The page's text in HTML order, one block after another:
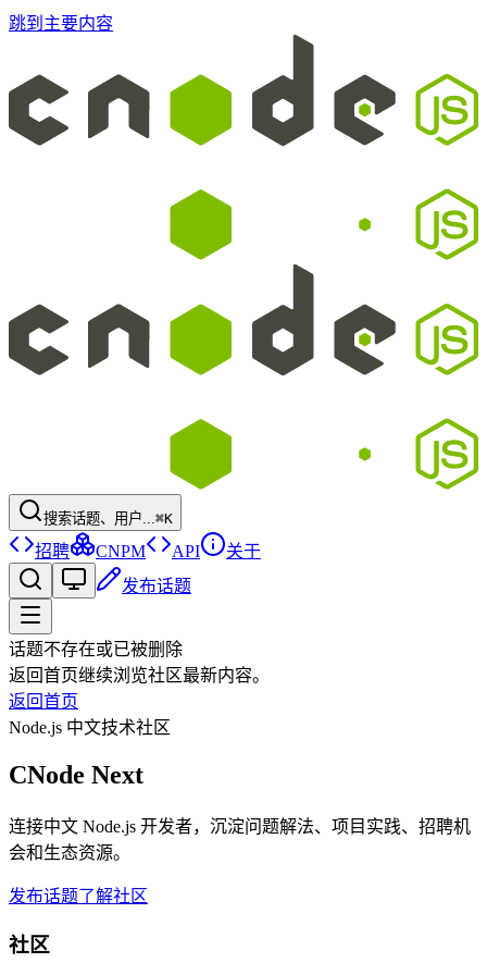
跳到主要内容
搜索话题、用户...⌘K
招聘 CNPM API
关于
发布话题
话题不存在或已被删除
返回首页继续浏览社区最新内容。
返回首页
Node.js 中文技术社区
CNode Next
连接中文 Node.js 开发者，沉淀问题解法、项目实践、招聘机
会和生态资源。
发布话题了解社区
社区